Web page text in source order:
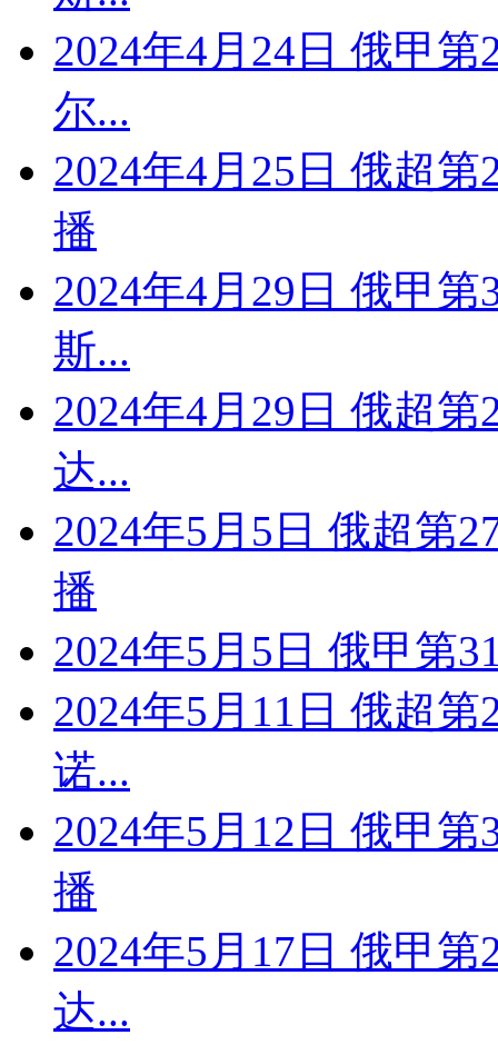
2024年4月24日 俄甲
尔...
2024年4月25日 俄超
播
2024年4月29日 俄甲
斯...
2024年4月29日 俄超
达...
2024年5月5日 俄超第
播
2024年5月5日 俄甲第
2024年5月11日 俄超
诺...
2024年5月12日 俄甲
播
2024年5月17日 俄甲
达...